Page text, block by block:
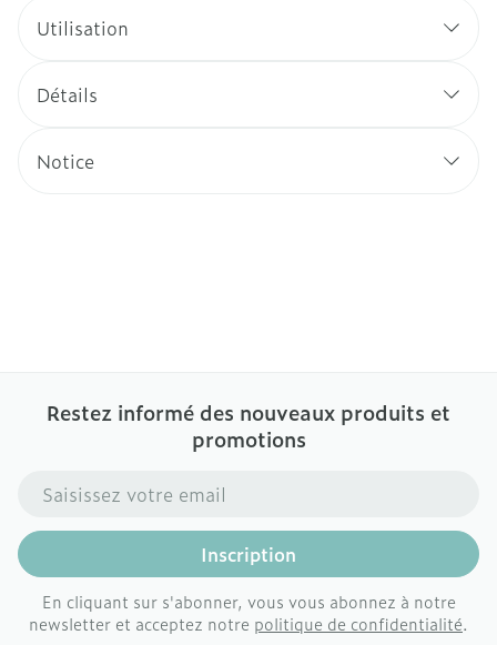
Utilisation
Détails
Notice
Restez informé des nouveaux produits et
promotions
Adresse mail
Inscription
En cliquant sur s'abonner, vous vous abonnez à notre
newsletter et acceptez notre politique de confidentialité.